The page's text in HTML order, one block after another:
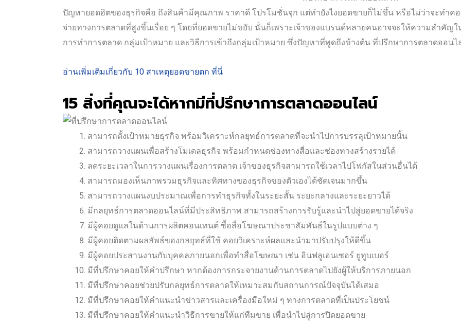
ปัญหายอดฮิตของธุรกิจคือ ถึงสินค้ามีคุณภาพ ราคาดี โปรโมชั่นจุก แต่ทำยังไงยอดขายก็ไม่ขึ้น หรือไม่ว่าจะทำค
จ่ายทางการตลาดที่สูงขึ้นเรื่อย ๆ โดยที่ยอดขายไม่ขยับ นั่นก็เพราะเจ้าของแบรนด์หลายคนอาจจะให้ความสำคัญใ
การทำการตลาด กลุ่มเป้าหมาย และวิธีการเข้าถึงกลุ่มเป้าหมาย ซึ่งปัญหาที่พูดถึงข้างต้น ที่ปรึกษาการตลาดออน
อ่านเพิ่มเติมเกี่ยวกับ 10 สาเหตุยอดขายตก ที่นี่
15 สิ่งที่คุณจะได้หากมีที่ปรึกษาการตลาดออนไลน์
สามารถตั้งเป้าหมายธุรกิจ พร้อมวิเคราะห์กลยุทธ์การตลาดที่จะนำไปการบรรลุเป้าหมายนั้น
สามารถวางแผนเพื่อสร้างโมเดลธุรกิจ พร้อมกำหนดช่องทางสื่อและช่องทางสร้างรายได้
ลดระยะเวลาในการวางแผนเรื่องการตลาด เจ้าของธุรกิจสามารถใช้เวลาไปโฟกัสในส่วนอื่นได้
สามารถมองเห็นภาพรวมธุรกิจและทิศทางของธุรกิจของตัวเองได้ชัดเจนมากขึ้น
สามารถวางแผนงบประมาณเพื่อการทำธุรกิจทั้งในระยะสั้น ระยะกลางและระยะยาวได้
มีกลยุทธ์การตลาดออนไลน์ที่มีประสิทธิภาพ สามารถสร้างการรับรู้และนำไปสู่ยอดขายได้จริง
มีผู้คอยดูแลในด้านการผลิตคอนเทนต์ ซื้อสื่อโฆษณาประชาสัมพันธ์ในรูปแบบต่าง ๆ
มีผู้คอยติดตามผลลัพธ์ของกลยุทธ์ที่ใช้ คอยวิเคราะห์ผลและนำมาปรับปรุงให้ดีขึ้น
มีผู้คอยประสานงานกับบุคคลภายนอกเพื่อทำสื่อโฆษณา เช่น อินฟลูเอนเซอร์ ยูทูบเบอร์
มีที่ปรึกษาคอยให้คำปรึกษา หากต้องการกระจายงานด้านการตลาดไปยังผู้ให้บริการภายนอก
มีที่ปรึกษาคอยช่วยปรับกลยุทธ์การตลาดให้เหมาะสมกับสถานการณ์ปัจจุบันได้เสมอ
มีที่ปรึกษาคอยให้คำแนะนำข่าวสารและเครื่องมือใหม่ ๆ ทางการตลาดที่เป็นประโยชน์
มีที่ปรึกษาคอยให้คำแนะนำวิธีการขายให้แก่ทีมขาย เพื่อนำไปสู่การปิดยอดขาย